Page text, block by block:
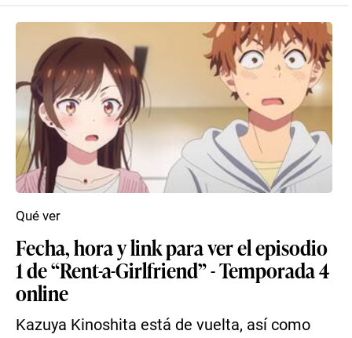
Fecha, hora y link para ver el episodio
1 de “Rent-a-Girlfriend” - Temporada 4
online
Kazuya Kinoshita está de vuelta, así como
Qué ver